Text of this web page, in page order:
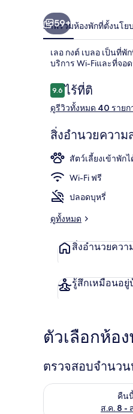
59+
ภาพรวมห้องพักที่ตั้งนโย
เลอ กงต์ เบลอ เป็นที่
บริการ Wi-Fiและที่จอ
รีวิว
9.69.6 จาก 10
ไร้ที่ติ
ดูรีวิวทั้งหมด 40 รายก
สิ่งอำนวยควา
สัตว์เลี้ยงเข้าพักไ
Wi-Fi ฟรี
ปลอดบุหรี่
ดูทั้งหมด
สิ่งอำนวยคว
รู้สึกเหมือนอยู่
ตัวเลือกห้อ
ตรวจสอบจำนว
คืน
ส.ค. 8 -
ตรวจสอบจำนวนห้อง